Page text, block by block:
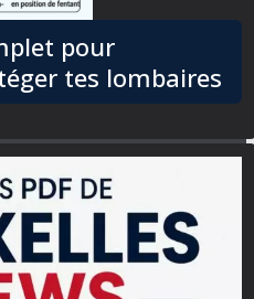
pour
tes lombaires